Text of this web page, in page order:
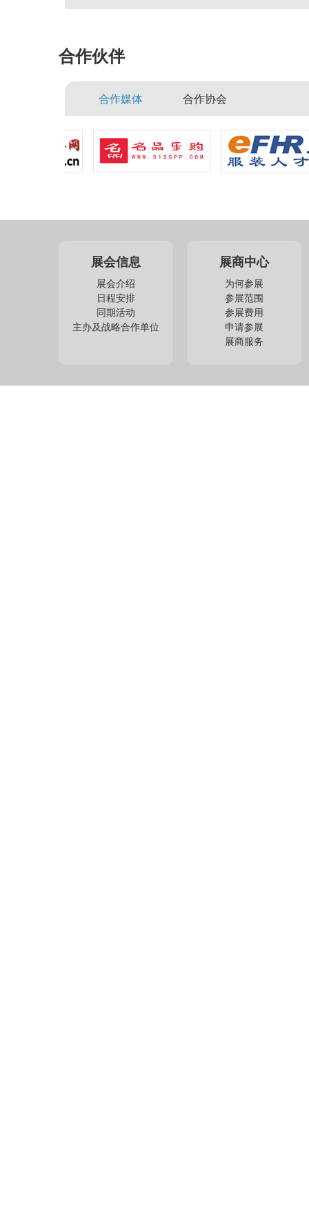
合作伙伴
合作媒体 合作协会
展会信息
展会介绍
日程安排
同期活动
主办及战略合作单位
展商中心
为何参展
参展范围
参展费用
申请参展
展商服务